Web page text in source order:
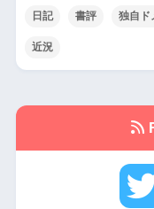
日記 書評 独自ド
近況